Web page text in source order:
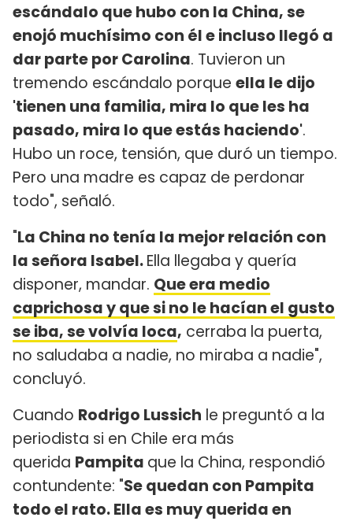
escándalo que hubo con la China, se
enojó muchísimo con él e incluso llegó a
dar parte por Carolina. Tuvieron un
tremendo escándalo porque ella le dijo
'tienen una familia, mira lo que les ha
pasado, mira lo que estás haciendo'.
Hubo un roce, tensión, que duró un tiempo.
Pero una madre es capaz de perdonar
todo", señaló.
"La China no tenía la mejor relación con
la señora Isabel.Ella llegaba y quería
disponer, mandar. Que era medio
caprichosa y que si no le hacían el gusto
se iba, se volvía loca, cerraba la puerta,
no saludaba a nadie, no miraba a nadie",
concluyó.
Cuando Rodrigo Lussich le preguntó a la
periodista si en Chile era más
querida Pampita que la China, respondió
contundente: "Se quedan con Pampita
todo el rato. Ella es muy querida en